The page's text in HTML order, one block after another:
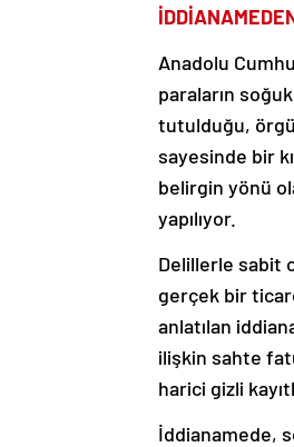
Anadolu
paraların
tutulduğu,
sayesinde bir
belirgin yönü
yapılıyor.
Delillerle sabit
gerçek bir
anlatılan
ilişkin sahte
harici gizli
İddianamede,